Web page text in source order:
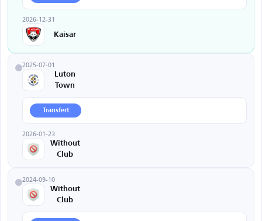
2026-12-31
Kaisar
2025-07-01
Luton
Town
Transfert
2026-01-23
Without
Club
2024-09-10
Without
Club